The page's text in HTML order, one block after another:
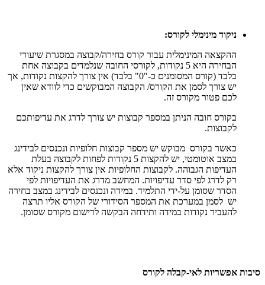
ניקוד מינימלי לקורס:
ההקצאה המינימלית עבור קורס בחירה/קבוצה במסגרת שיעורי
הבחירה היא 5 נקודות, לקורסי החובה שנלמדים בקבוצה אחת
בלבד (קורס המסומנים כ-"0" בלבד) אין צורך להקצות נקודות, אך
יש צורך לסמן את הקורס/ הקבוצה המבוקשים כדי לוודא שאין
לכם פטור מקורס זה.
בקורס חובה הניתן במספר קבוצות יש צורך לדרג את עדיפותכם
לקבוצות.
כאשר בקורס מבוקש יש מספר קבוצות חלופיות ונכנסים לבידינג
במצב אוטומטי, יש להקצות 5 נקודות לפחות לקבוצה בעלת
העדיפות הגבוהה. לקבוצות החלופיות אין צורך להקצות ניקוד אלא
רק לדרג לפי סדר עדיפויות. המחשב מדרג את העדיפויות לפי
הסדר שסומן על-ידי התלמיד. במידה ונכנסים לבידינג במצב בחירה
יש לסמן במערכת את המספר הסידורי של הקורס אליו תרצה
להעביר נקודות במידה ותידחה הבקשה לרישום מקורס שסומן.
סיבות אפשריות לאי-קבלה לקורס